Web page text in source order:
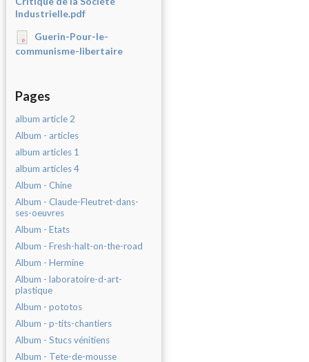
Industrielle.pdf
Guerin-Pour-le-
communisme-libertaire
Pages
album article 2
Album - articles
album articles 1
album articles 4
Album - Chine
Album - Claude-Fleutret-dans-
ses-oeuvres
Album - Etats
Album - Fresh-halt-on-the-road
Album - Hermine
Album - laboratoire-d-art-
plastique
Album - pototos
Album - p-tits-chantiers
Album - Stucs vénitiens
Album - Tete-de-mousse